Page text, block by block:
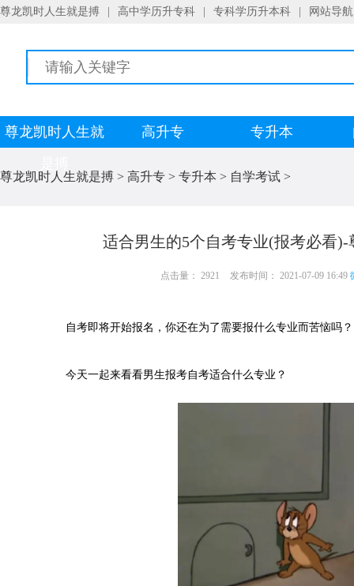
尊龙凯时人生就是搏 高中学历升专科 专科学历升本科 网站导航
尊龙凯时人生就
高升专 专升本
尊龙凯时人生就是搏 > 高升专 > 专升本 > 自学考试 >
适合男生的5个自考专业(报考必看
点击量： 2921 发布时间： 2021-07-09 16:49
自考即将开始报名，你还在为了需要报什么专业而苦恼吗？
今天一起来看看男生报考自考适合什么专业？